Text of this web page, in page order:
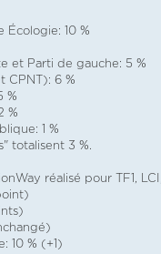
Écologie: 10 %
et Parti de gauche: 5 %
CPNT): 6 %
%
%
1 %
totalisent 3 %.
réalisé pour TF1,
10 % (+1)